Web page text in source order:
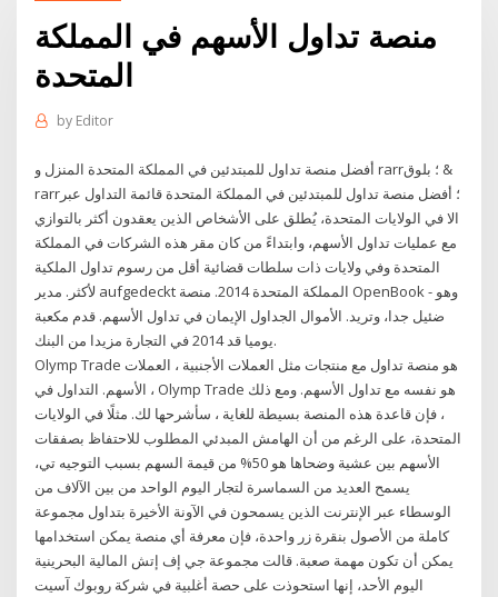
منصة تداول الأسهم في المملكة
المتحدة
by Editor
أفضل منصة تداول للمبتدئين في المملكة المتحدة المنزل و rarr؛ بلوق &
rarr؛ أفضل منصة تداول للمبتدئين في المملكة المتحدة قائمة التداول عبر
الا في الولايات المتحدة، يُطلق على الأشخاص الذين يعقدون أكثر بالتوازي
مع عمليات تداول الأسهم، وابتداءً من كان مقر هذه الشركات في المملكة
المتحدة وفي ولايات ذات سلطات قضائية أقل من رسوم تداول الملكية
لأكثر. مدير aufgedeckt المملكة المتحدة 2014. منصة OpenBook - وهو
ضئيل جدا، وتريد. الأموال الجداول الإيمان في تداول الأسهم. قدم مكعبة
يوميا قد 2014 في التجارة مزيدا من البنك.
Olymp Trade هو منصة تداول مع منتجات مثل العملات الأجنبية ، العملات
، الأسهم. التداول في Olymp Trade هو نفسه مع تداول الأسهم. ومع ذلك
، فإن قاعدة هذه المنصة بسيطة للغاية ، سأشرحها لك. مثلًا في الولايات
المتحدة، على الرغم من أن الهامش المبدئي المطلوب للاحتفاظ بصفقات
الأسهم بين عشية وضحاها هو 50% من قيمة السهم بسبب التوجيه تي،
يسمح العديد من السماسرة لتجار اليوم الواحد من بين الآلاف من
الوسطاء عبر الإنترنت الذين يسمحون في الآونة الأخيرة بتداول مجموعة
كاملة من الأصول بنقرة زر واحدة، فإن معرفة أي منصة يمكن استخدامها
يمكن أن تكون مهمة صعبة. قالت مجموعة جي إف إتش المالية البحرينية
اليوم الأحد، إنها استحوذت على حصة أغلبية في شركة روبوك آسيت